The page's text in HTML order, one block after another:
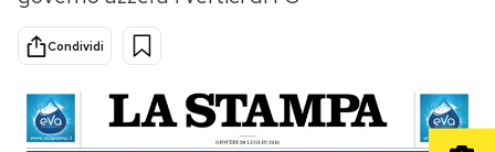
Scienza
Cultura
Economia
Sport
Altrecose
Mondiali calcio 2026
Condividi